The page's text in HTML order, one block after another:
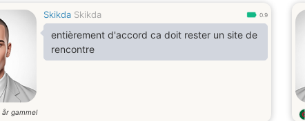
Skikda Skikda 0.9
entièrement d'accord ca doit rester un site de
rencontre
år gammel